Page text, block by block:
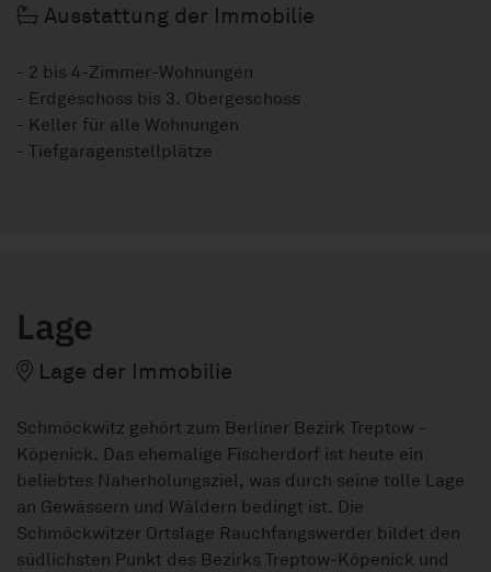
Ausstattung der Immobilie
- 2 bis 4-Zimmer-Wohnungen
- Erdgeschoss bis 3. Obergeschoss
- Keller für alle Wohnungen
- Tiefgaragenstellplätze
Lage
Lage der Immobilie
Schmöckwitz gehört zum Berliner Bezirk Treptow -
Köpenick. Das ehemalige Fischerdorf ist heute ein
beliebtes Naherholungsziel, was durch seine tolle Lage
an Gewässern und Wäldern bedingt ist. Die
Schmöckwitzer Ortslage Rauchfangswerder bildet den
südlichsten Punkt des Bezirks Treptow-Köpenick und